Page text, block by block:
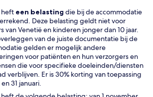
heft een belasting die bij de accommodatie
Deze belasting geldt niet voor
van Venetië en kinderen jonger dan 10 jaar.
van de juiste documentatie bij de
gelden er mogelijk andere
voor patiënten en hun verzorgers en
die voor specifieke doeleinden/diensten
verblijven. Er is 30% korting van toepassing
31 januari.